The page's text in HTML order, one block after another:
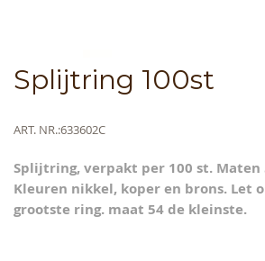
Splijtring 100st
Meer
ART. NR.633602C
Splijtring, verpakt per 100 st. Maten
Kleuren nikkel, koper en brons. Let
grootste ring. maat 54 de kleinste.
Skip
to
the
images
gallery